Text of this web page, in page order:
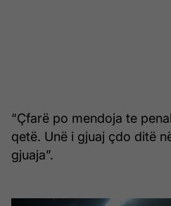
“Çfarë po mendoja te
qetë. Unë i gjuaj çdo ditë
gjuaja”.